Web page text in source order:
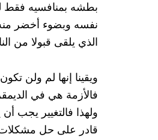
بطشه بمنافسيه فقط
نفسه وبضوء أخضر
الذي يلقى قبولا من
ويقينا إنها لم ولن
فالأزمة هي في
ولهذا فالتغيير يجب
قادر على حل مشكلات